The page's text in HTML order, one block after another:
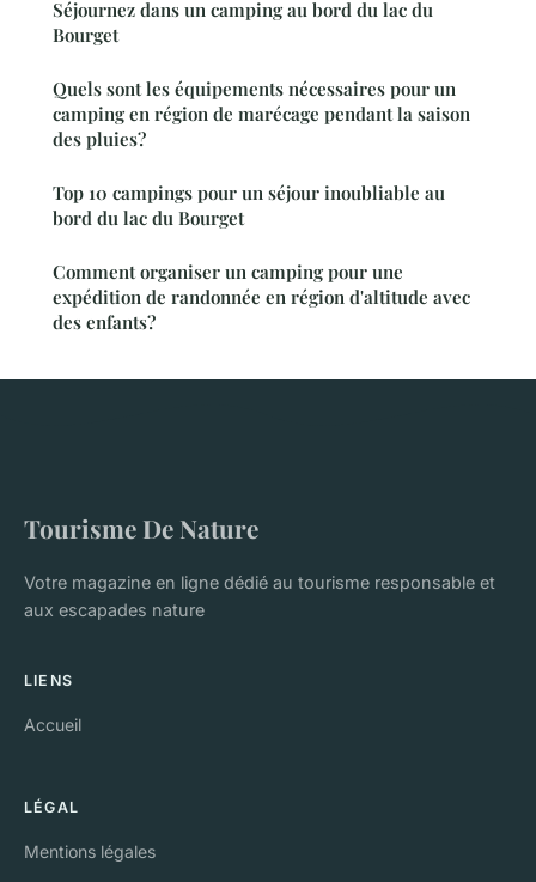
Séjournez dans un camping au bord du lac du
Bourget
Quels sont les équipements nécessaires pour un
camping en région de marécage pendant la saison
des pluies?
Top 10 campings pour un séjour inoubliable au
bord du lac du Bourget
Comment organiser un camping pour une
expédition de randonnée en région d'altitude avec
des enfants?
Tourisme De Nature
Votre magazine en ligne dédié au tourisme responsable et
aux escapades nature
LIENS
Accueil
LÉGAL
Mentions légales